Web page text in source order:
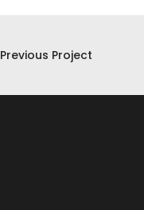
Previous Project